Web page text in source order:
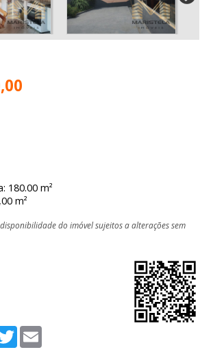
180.00 m²
m²
do imóvel sujeitos a alterações sem
Twitter